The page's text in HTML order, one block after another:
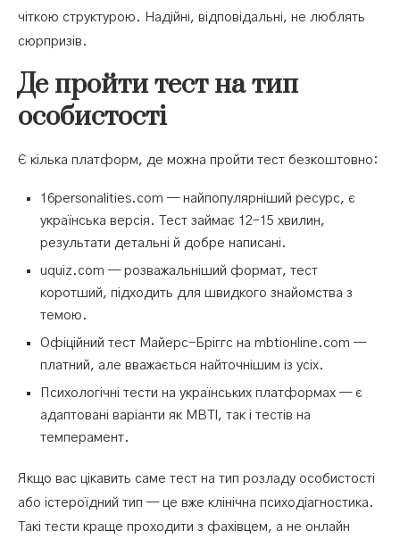
чіткою структурою. Надійні, відповідальні, не люблять
сюрпризів.
Де пройти тест на тип
особистості
Є кілька платформ, де можна пройти тест безкоштовно:
16personalities.com — найпопулярніший ресурс, є
українська версія. Тест займає 12–15 хвилин,
результати детальні й добре написані.
uquiz.com — розважальніший формат, тест
коротший, підходить для швидкого знайомства з
темою.
Офіційний тест Майерс-Бріггс на mbtiонline.com —
платний, але вважається найточнішим із усіх.
Психологічні тести на українських платформах — є
адаптовані варіанти як MBTI, так і тестів на
темперамент.
Якщо вас цікавить саме тест на тип розладу особистості
або істероїдний тип — це вже клінічна психодіагностика.
Такі тести краще проходити з фахівцем, а не онлайн